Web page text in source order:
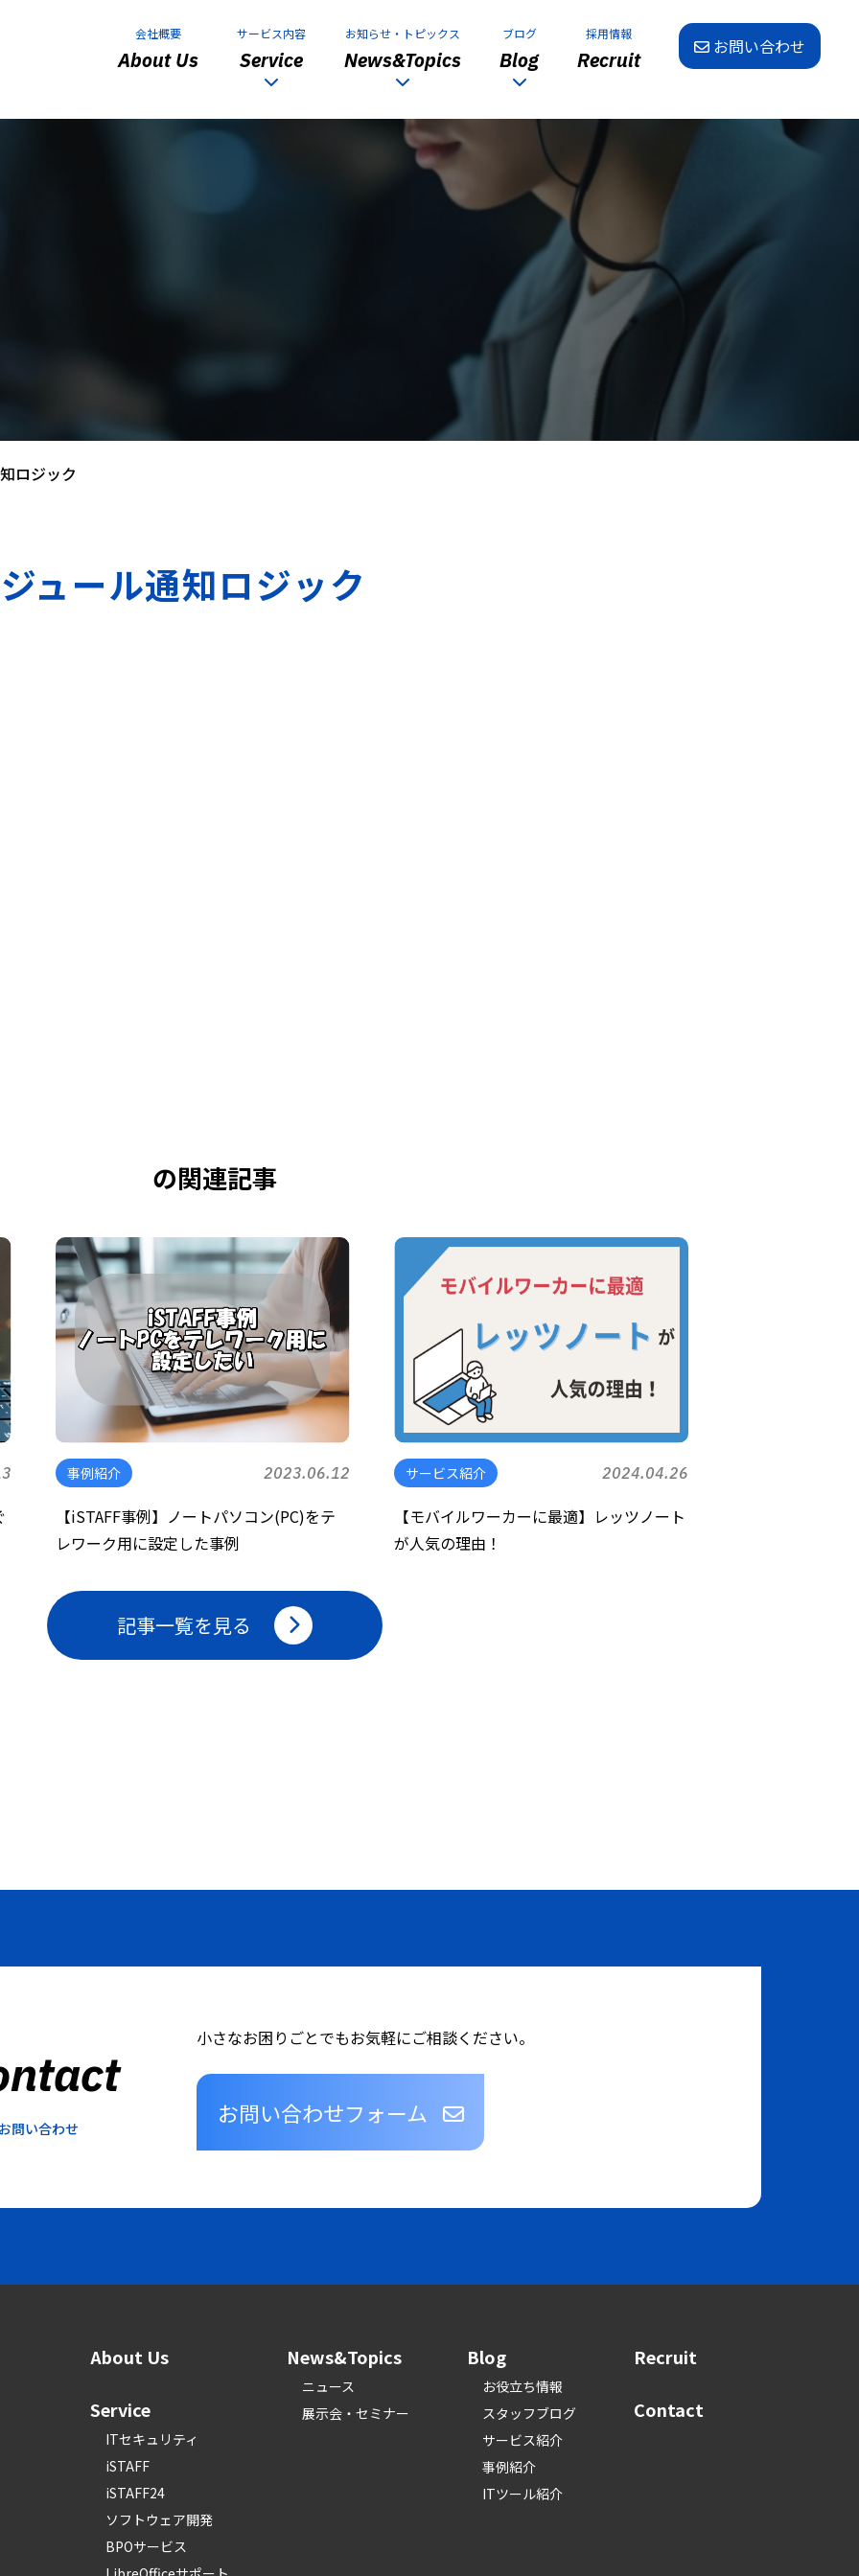
会社概要
About Us
サービス内容
Service
お知らせ・トピックス
News&Topics
ブログ
Blog
採用情報
Recruit
お問い合わせ
ロジック
ュール通知ロジック
の関連記事
事例紹介 2023.06.12
【iSTAFF事例】ノートパソコン(PC)をテ
レワーク用に設定した事例
サービス紹介 2024.04.26
【モバイルワーカーに最適】レッツノート
が人気の理由！
記事一覧を見る
問い合わせ
小さなお困りごとでもお気軽にご相談ください。
お問い合わせフォーム
About Us
Service
ITセキュリティ
iSTAFF
iSTAFF24
ソフトウェア開発
BPOサービス
News&Topics
ニュース
展示会・セミナー
Blog
お役立ち情報
スタッフブログ
サービス紹介
事例紹介
ITツール紹介
Recruit
Contact